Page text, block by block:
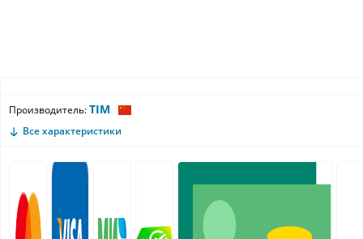
Производитель:TIM
Все характеристики